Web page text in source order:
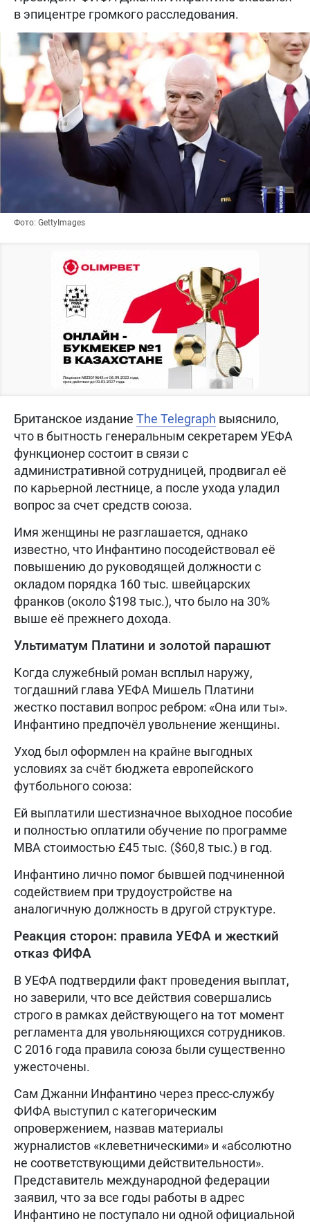
в эпицентре громкого расследования.
Фото: GettyImages
Британское издание The Telegraph выяснило,
что в бытность генеральным секретарем УЕФА
функционер состоит в связи с
административной сотрудницей, продвигал её
по карьерной лестнице, а после ухода уладил
вопрос за счет средств союза.
Имя женщины не разглашается, однако
известно, что Инфантино посодействовал её
повышению до руководящей должности с
окладом порядка 160 тыс. швейцарских
франков (около $198 тыс.), что было на 30%
выше её прежнего дохода.
Ультиматум Платини и золотой парашют
Когда служебный роман всплыл наружу,
тогдашний глава УЕФА Мишель Платини
жестко поставил вопрос ребром: «Она или ты».
Инфантино предпочёл увольнение женщины.
Уход был оформлен на крайне выгодных
условиях за счёт бюджета европейского
футбольного союза:
Ей выплатили шестизначное выходное пособие
и полностью оплатили обучение по программе
MBA стоимостью £45 тыс. ($60,8 тыс.) в год.
Инфантино лично помог бывшей подчиненной
содействием при трудоустройстве на
аналогичную должность в другой структуре.
Реакция сторон: правила УЕФА и жесткий
отказ ФИФА
В УЕФА подтвердили факт проведения выплат,
но заверили, что все действия совершались
строго в рамках действующего на тот момент
регламента для увольняющихся сотрудников.
С 2016 года правила союза были существенно
ужесточены.
Сам Джанни Инфантино через пресс-службу
ФИФА выступил с категорическим
опровержением, назвав материалы
журналистов «клеветническими» и «абсолютно
не соответствующими действительности».
Представитель международной федерации
заявил, что за все годы работы в адрес
Инфантино не поступало ни одной официальной